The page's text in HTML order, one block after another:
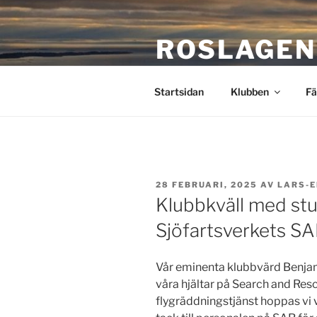
Hoppa
till
innehåll
Startsidan Klubben
PUBLICERAT
28 FEBRUARI, 2025 AV LARS-
Klubbkväll med
Sjöfartsverkets
Vår eminenta klubbvärd
våra hjältar på Search and
flygräddningstjänst hoppas vi